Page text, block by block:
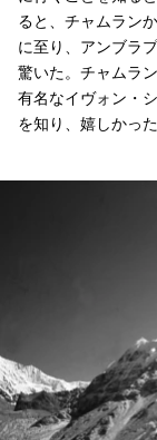
ると、チャムラン
に至り、アンブラ
驚いた。チャムラ
有名なイヴォン・
を知り、嬉しかった